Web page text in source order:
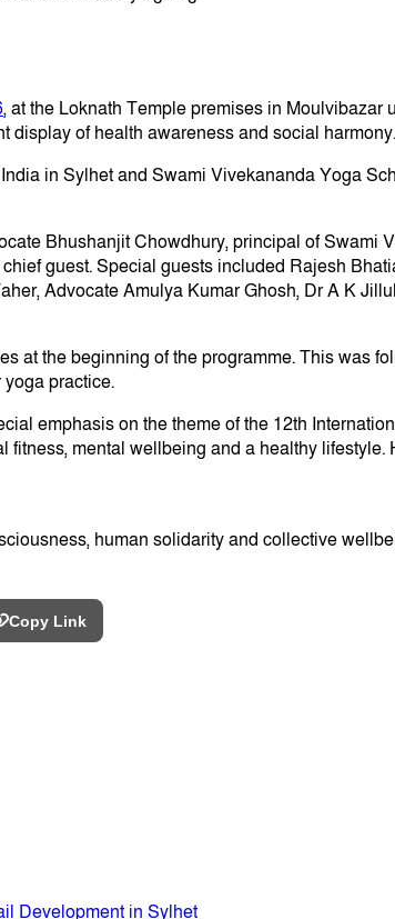
, at the Loknath Temple premises in Moulvibazar
display of health awareness and social harmony.
in Sylhet and Swami Vivekananda Yoga
Bhushanjit Chowdhury, principal of Swami
guest. Special guests included Rajesh
Advocate Amulya Kumar Ghosh, Dr A K
at the beginning of the programme. This was
practice.
emphasis on the theme of the 12th
mental wellbeing and a healthy
human solidarity and collective
Copy Link
Development in Sylhet